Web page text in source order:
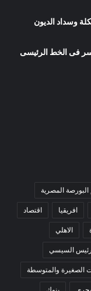
وسداد الديون
فى الخط الرئيسى
المصرية
افريقيا اقتصاد
الاهلي
السيسي
الصغيرة والمتوسطة